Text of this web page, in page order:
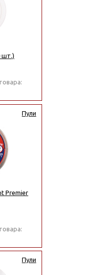
шт.)
Пули
Premier
Пули